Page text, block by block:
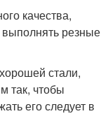
качества,
резные
стали,
так, чтобы
его следует в